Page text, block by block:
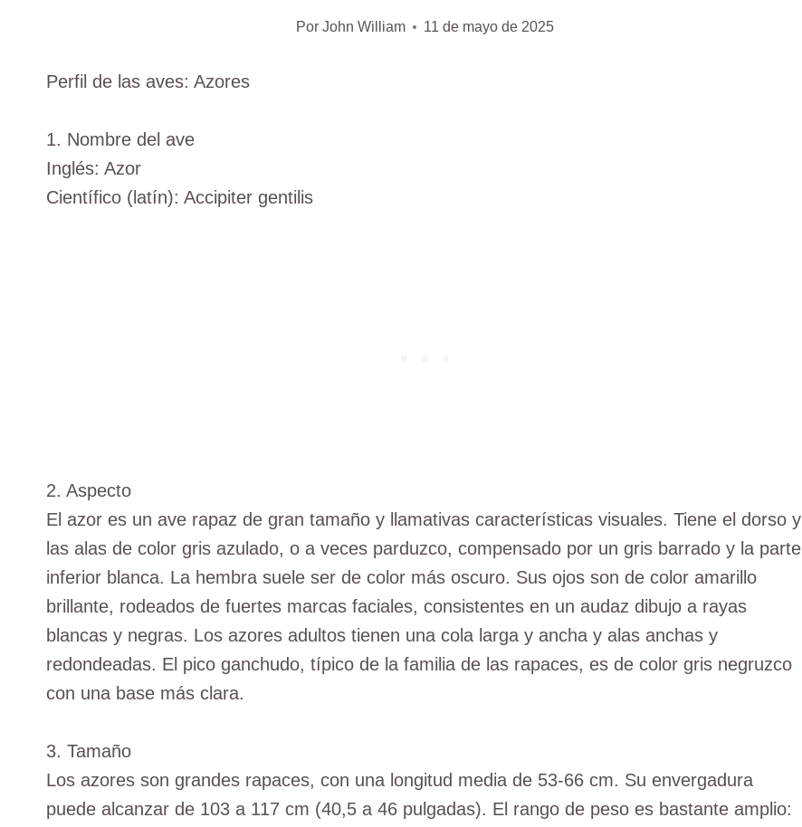
Por John William 11 de mayo de 2025
Perfil de las aves: Azores
1. Nombre del ave
Inglés: Azor
Científico (latín): Accipiter gentilis
2. Aspecto
El azor es un ave rapaz de gran tamaño y llamativas características visuales. Tiene el dorso y
las alas de color gris azulado, o a veces parduzco, compensado por un gris barrado y la parte
inferior blanca. La hembra suele ser de color más oscuro. Sus ojos son de color amarillo
brillante, rodeados de fuertes marcas faciales, consistentes en un audaz dibujo a rayas
blancas y negras. Los azores adultos tienen una cola larga y ancha y alas anchas y
redondeadas. El pico ganchudo, típico de la familia de las rapaces, es de color gris negruzco
con una base más clara.
3. Tamaño
Los azores son grandes rapaces, con una longitud media de 53-66 cm. Su envergadura
puede alcanzar de 103 a 117 cm (40,5 a 46 pulgadas). El rango de peso es bastante amplio: